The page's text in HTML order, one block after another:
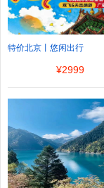
特价北京丨悠闲出行
¥2999